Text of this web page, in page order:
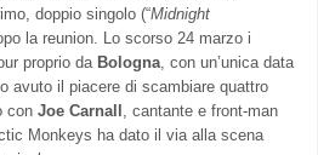
doppio singolo (“Midnight
la reunion. Lo scorso 24 marzo i
proprio da Bologna , con un’unica data
avuto il piacere di scambiare quattro
con Joe Carnall , cantante e front-man
Monkeys ha dato il via alla scena